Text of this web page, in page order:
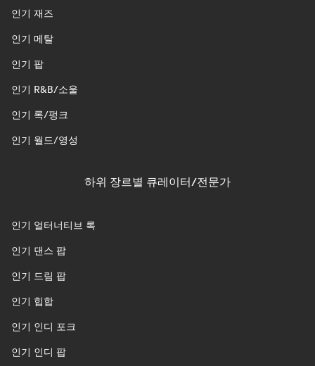
인기 재즈
인기 메탈
인기 팝
인기 R&B/소울
인기 록/펑크
인기 월드/영성
하위 장르별 큐레이터/전문가
인기 얼터너티브 록
인기 댄스 팝
인기 드림 팝
인기 힙합
인기 인디 포크
인기 인디 팝